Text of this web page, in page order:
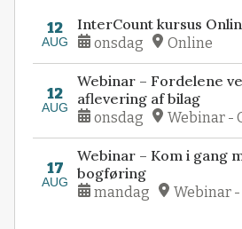
12
AUG
InterCount kursus
onsdag Online
12
AUG
Webinar – Fordelene
aflevering af bilag
onsdag Webinar -
17
AUG
Webinar – Kom i gang
bogføring
mandag Webinar -